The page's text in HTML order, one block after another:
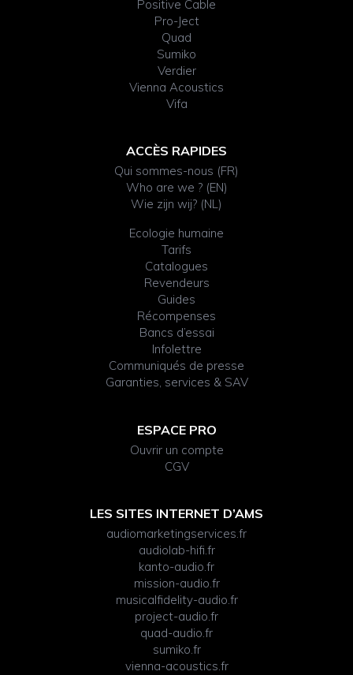
Positive Cable
Pro-Ject
Quad
Sumiko
Verdier
Vienna Acoustics
Vifa
ACCÈS RAPIDES
Qui sommes-nous (FR)
Who are we ? (EN)
Wie zijn wij? (NL)
Ecologie humaine
Tarifs
Catalogues
Revendeurs
Guides
Récompenses
Bancs d’essai
Infolettre
Communiqués de presse
Garanties, services & SAV
ESPACE PRO
Ouvrir un compte
CGV
LES SITES INTERNET D’AMS
audiomarketingservices.fr
audiolab-hifi.fr
kanto-audio.fr
mission-audio.fr
musicalfidelity-audio.fr
project-audio.fr
quad-audio.fr
sumiko.fr
vienna-acoustics.fr